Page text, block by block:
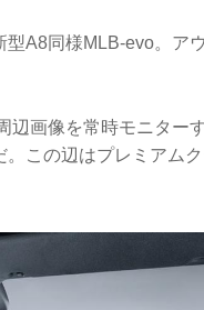
A8同様MLB-evo。ア
画像を常時モニター
この辺はプレミアム